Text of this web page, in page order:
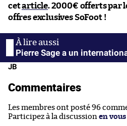
cetarticle. 2000€ offerts par
offres exclusives SoFoot !
Pierre Sage a un
JB
Commentaires
Les membres ont posté 96
Participez à la discussion en